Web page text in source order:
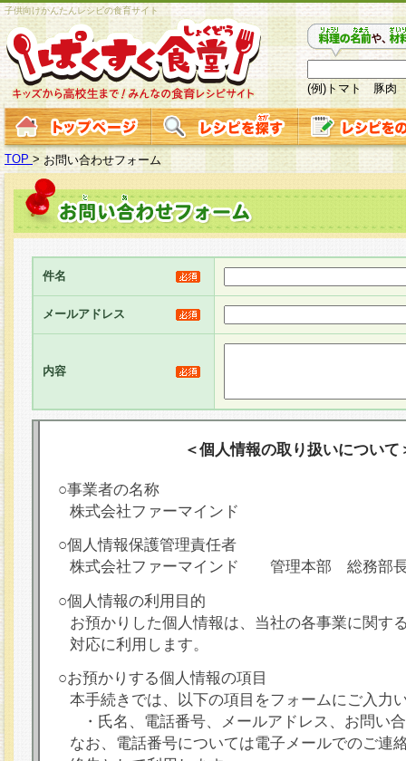
子供向けかんたんレシピの食育サイト
(例)トマト 豚肉
TOP > お問い合わせフォーム
件名
メールアドレス
内容
＜個人情報の取り扱いについて
○事業者の名称
株式会社ファーマインド
○個人情報保護管理責任者
株式会社ファーマインド 管理本部 総務部
○個人情報の利用目的
お預かりした個人情報は、当社の各事業に関す
対応に利用します。
○お預かりする個人情報の項目
本手続きでは、以下の項目をフォームにご入力
・氏名、電話番号、メールアドレス、お問い
なお、電話番号については電子メールでのご連